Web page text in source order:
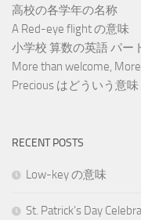
高校の各学年の名称
A Red-eye flight の意味
小学校 算数の英語 パー
More than welcome,
Precious はどういう意味
RECENT POSTS
Low-key の意味
St. Patrick’s Day